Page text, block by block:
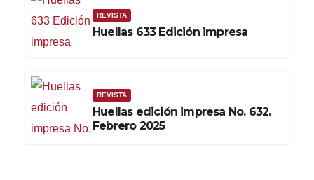
REVISTA
Huellas 633 Edición impresa
REVISTA
Huellas edición impresa No. 632.
Febrero 2025